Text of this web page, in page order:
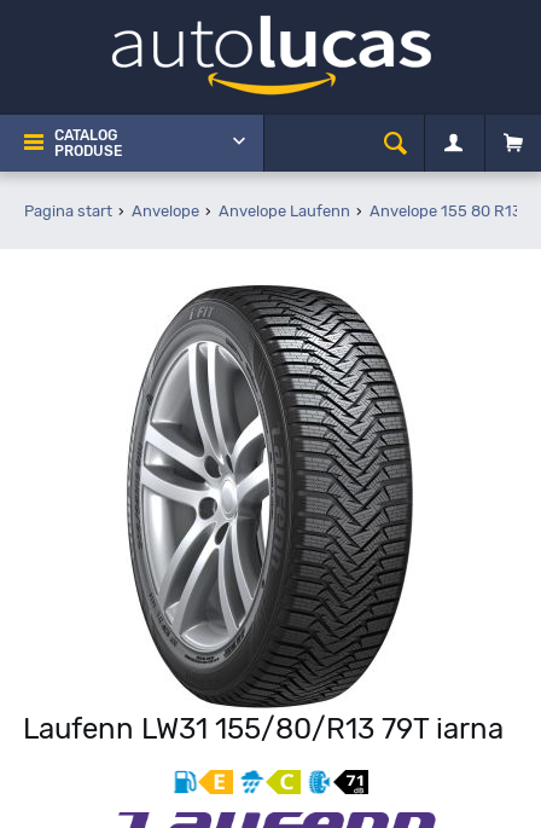
CATALOG
PRODUSE
Pagina start Anvelope Anvelope Laufenn Anvelope 155 80 R13
Laufenn LW31 155/80/R13 79T iarna